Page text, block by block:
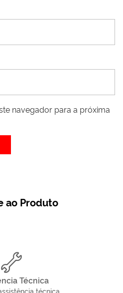
navegador para a próxima
ao Produto
Técnica
técnica